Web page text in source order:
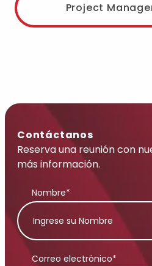
Project
Contáctanos
Reserva una reunión con
más información.
Nombre*
Correo electrónico*